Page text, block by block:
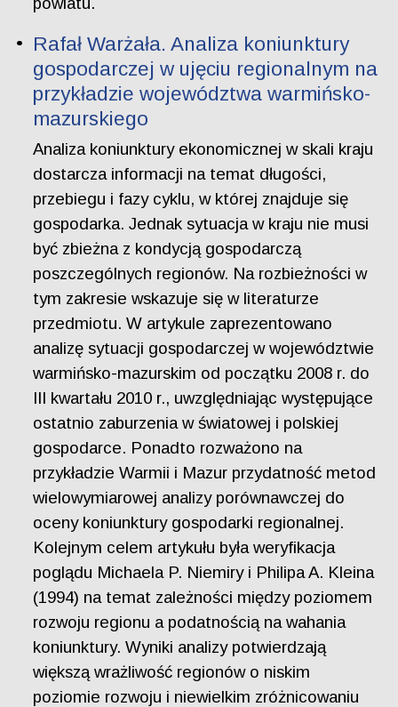
Rafał Warżała. Analiza koniunktury
gospodarczej w ujęciu regionalnym na
przykładzie województwa warmińsko-
mazurskiego
Analiza koniunktury ekonomicznej w skali kraju
dostarcza informacji na temat długości,
przebiegu i fazy cyklu, w której znajduje się
gospodarka. Jednak sytuacja w kraju nie musi
być zbieżna z kondycją gospodarczą
poszczególnych regionów. Na rozbieżności w
tym zakresie wskazuje się w literaturze
przedmiotu. W artykule zaprezentowano
analizę sytuacji gospodarczej w województwie
warmińsko-mazurskim od początku 2008 r. do
III kwartału 2010 r., uwzględniając występujące
ostatnio zaburzenia w światowej i polskiej
gospodarce. Ponadto rozważono na
przykładzie Warmii i Mazur przydatność metod
wielowymiarowej analizy porównawczej do
oceny koniunktury gospodarki regionalnej.
Kolejnym celem artykułu była weryfikacja
poglądu Michaela P. Niemiry i Philipa A. Kleina
(1994) na temat zależności między poziomem
rozwoju regionu a podatnością na wahania
koniunktury. Wyniki analizy potwierdzają
większą wrażliwość regionów o niskim
poziomie rozwoju i niewielkim zróżnicowaniu